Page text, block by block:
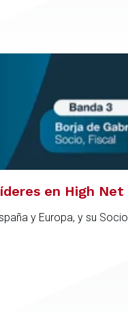
en High
y Europa, y su